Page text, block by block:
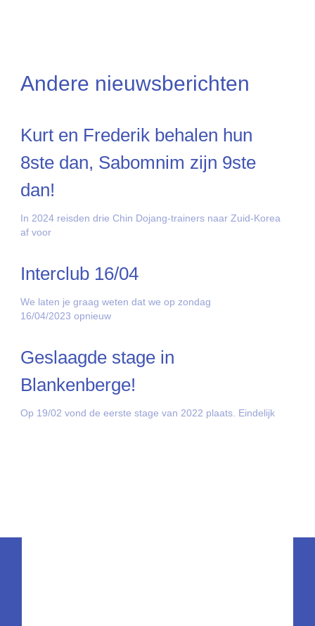
Andere nieuwsberichten
Kurt en Frederik behalen hun
8ste dan, Sabomnim zijn 9ste
dan!
In 2024 reisden drie Chin Dojang-trainers naar Zuid-Korea
af voor
Interclub 16/04
We laten je graag weten dat we op zondag
16/04/2023 opnieuw
Geslaagde stage in
Blankenberge!
Op 19/02 vond de eerste stage van 2022 plaats. Eindelijk